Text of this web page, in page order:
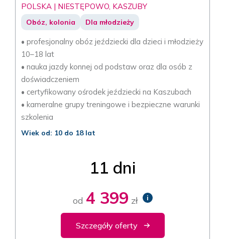
POLSKA | NIESTĘPOWO, KASZUBY
Obóz, kolonia Dla młodzieży
• profesjonalny obóz jeździecki dla dzieci i młodzieży
10–18 lat
• nauka jazdy konnej od podstaw oraz dla osób z
doświadczeniem
• certyfikowany ośrodek jeździecki na Kaszubach
• kameralne grupy treningowe i bezpieczne warunki
szkolenia
Wiek od: 10 do 18 lat
11 dni
od 4 399 zł i
Szczegóły oferty